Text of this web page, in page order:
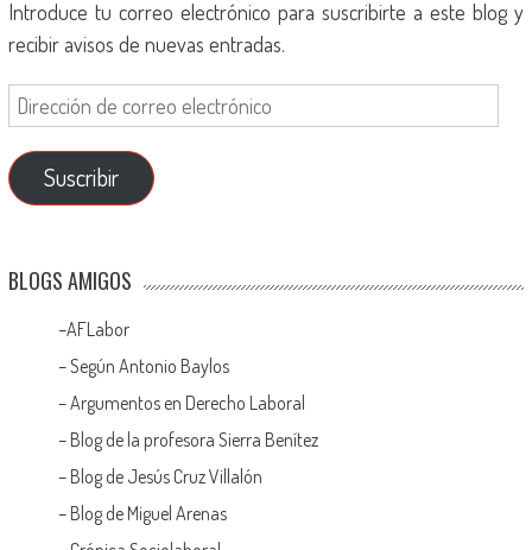
Introduce tu correo electrónico para suscribirte a este blog y
recibir avisos de nuevas entradas.
Suscribir
BLOGS AMIGOS
–AFLabor
– Según Antonio Baylos
–Argumentos en Derecho Laboral
– Blog de la profesora Sierra Benítez
– Blog de Jesús Cruz Villalón
– Blog de Miguel Arenas